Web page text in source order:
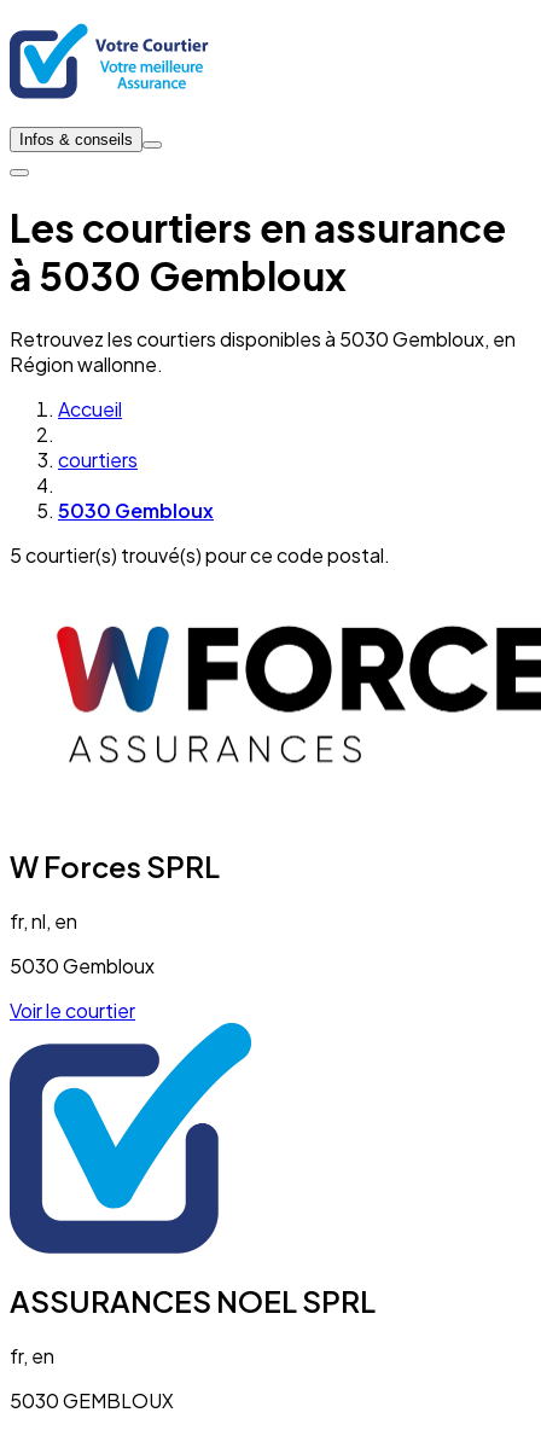
Infos & conseils
Les courtiers en assurance
à 5030 Gembloux
Retrouvez les courtiers disponibles à 5030 Gembloux, en
Région wallonne.
Accueil
courtiers
5030 Gembloux
5 courtier(s) trouvé(s) pour ce code postal.
W Forces SPRL
fr, nl, en
5030 Gembloux
Voir le courtier
ASSURANCES NOEL SPRL
fr, en
5030 GEMBLOUX